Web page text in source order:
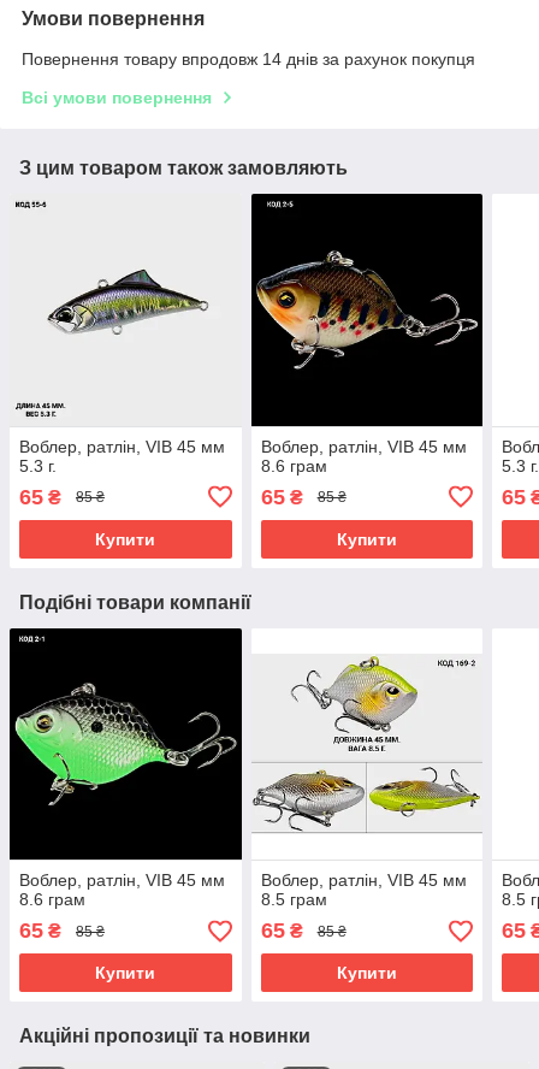
Умови повернення
Повернення товару впродовж 14 днів за рахунок покупця
Всі умови повернення
З цим товаром також замовляють
Воблер, ратлін, VIB 45 мм
5.3 г.
65 ₴ 85 ₴
Купити
Воблер, ратлін, VIB 45 мм
8.6 грам
65₴ 85 ₴
Купити
5.3 г.
65
Подібні товари компанії
Воблер, ратлін, VIB 45 мм
8.6 грам
65 ₴ 85 ₴
Купити
Воблер, ратлін, VIB 45 мм
8.5 грам
65₴ 85 ₴
Купити
8.5
65
Акційні пропозиції та новинки